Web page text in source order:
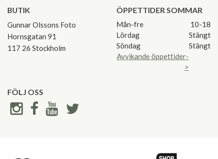
BUTIK
Gunnar Olssons Foto
Hornsgatan 91
117 26 Stockholm
ÖPPETTIDER SOMMAR
Mån-fre
10-18
Lördag
Stängt
Söndag
Stängt
Avvikande öppettider-
>
FÖLJ OSS